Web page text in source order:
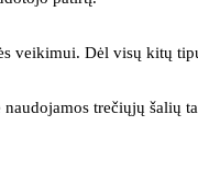
veikimui. Dėl visų kitų
trečiųjų šalių